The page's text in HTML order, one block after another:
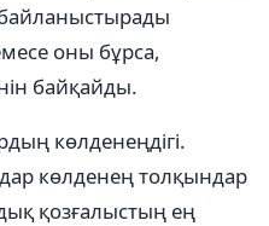
оны бұрса,
байқайды.
көлденеңдігі.
көлденең толқындар
қозғалыстың ең